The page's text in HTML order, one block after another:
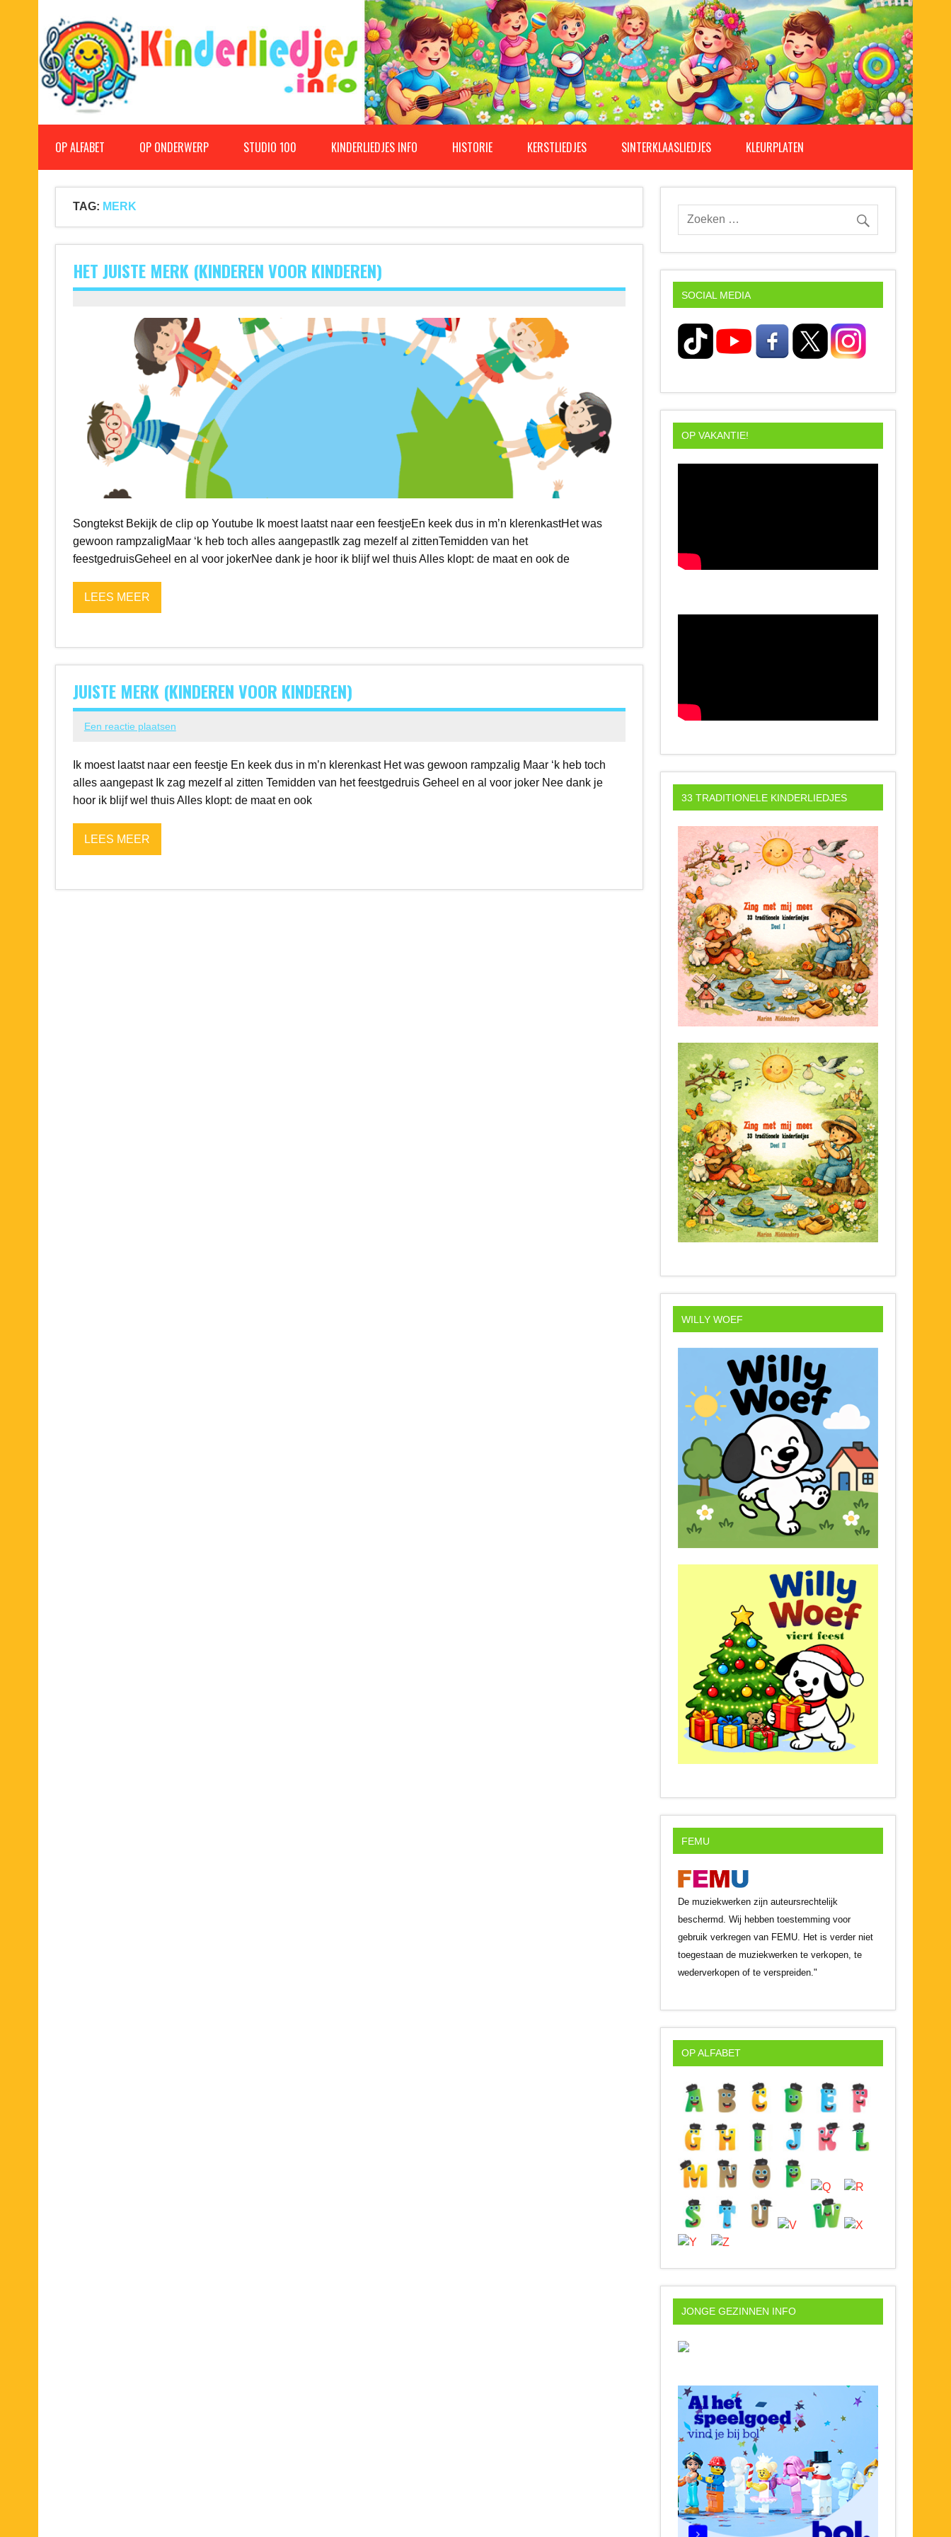
Kinderliedjes
OP ALFABET OP ONDERWERP STUDIO 100 KINDERLIEDJES INFO HISTORIE KERSTLIEDJES SINTERKLAASLIEDJES KLEURPLATEN
TAG: MERK
HET JUISTE MERK (KINDEREN VOOR KINDEREN)
Songtekst Bekijk de clip op Youtube Ik moest laatst naar een feestjeEn keek dus in m’n klerenkastHet was
gewoon rampzaligMaar ‘k heb toch alles aangepastIk zag mezelf al zittenTemidden van het
feestgedruisGeheel en al voor jokerNee dank je hoor ik blijf wel thuis Alles klopt: de maat en ook de
LEES MEER
JUISTE MERK (KINDEREN VOOR KINDEREN)
Een reactie plaatsen
Ik moest laatst naar een feestje En keek dus in m’n klerenkast Het was gewoon rampzalig Maar ‘k heb toch
alles aangepast Ik zag mezelf al zitten Temidden van het feestgedruis Geheel en al voor joker Nee dank je
hoor ik blijf wel thuis Alles klopt: de maat en ook
LEES MEER
SOCIAL MEDIA
OP VAKANTIE!
33 TRADITIONELE KINDERLIEDJES
WILLY WOEF
FEMU
De muziekwerken zijn auteursrechtelijk
beschermd. Wij hebben toestemming voor
gebruik verkregen van FEMU. Het is verder niet
toegestaan de muziekwerken te verkopen, te
wederverkopen of te verspreiden."
OP ALFABET
JONGE GEZINNEN INFO